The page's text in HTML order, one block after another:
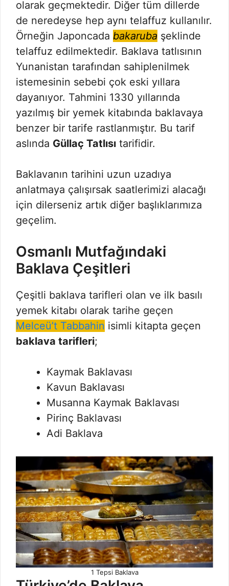
olarak geçmektedir. Diğer tüm dillerde
de neredeyse hep aynı telaffuz kullanılır.
Örneğin Japoncada bakaruba şeklinde
telaffuz edilmektedir. Baklava tatlısının
Yunanistan tarafından sahiplenilmek
istemesinin sebebi çok eski yıllara
dayanıyor. Tahmini 1330 yıllarında
yazılmış bir yemek kitabında baklavaya
benzer bir tarife rastlanmıştır. Bu tarif
aslında Güllaç Tatlısı tarifidir.
Baklavanın tarihini uzun uzadıya
anlatmaya çalışırsak saatlerimizi alacağı
için dilerseniz artık diğer başlıklarımıza
geçelim.
Osmanlı Mutfağındaki
Baklava Çeşitleri
Çeşitli baklava tarifleri olan ve ilk basılı
yemek kitabı olarak tarihe geçen
Melceü’t Tabbahin isimli kitapta geçen
baklava tarifleri;
Kaymak Baklavası
Kavun Baklavası
Musanna Kaymak Baklavası
Pirinç Baklavası
Adi Baklava
1 Tepsi Baklava